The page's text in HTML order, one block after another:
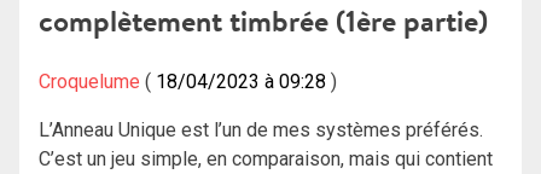
complètement timbrée (1ère partie)
Croquelume 18/04/2023 à 09:28
L’Anneau Unique est l’un de mes systèmes préférés.
C’est un jeu simple, en comparaison, mais qui contient